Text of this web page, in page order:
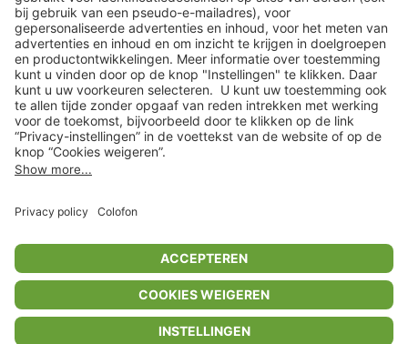
Shop
Acties
limango.de limango.pl
** Alle prijsopgaven zijn inclusief belasting en exclusief verzendkosten
ᵃ Bij een minimale bestelwaarde van €15.